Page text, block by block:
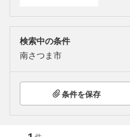
検索中の条件
南さつま市
条件を保存